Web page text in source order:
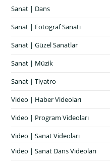
Sanat | Dans
Sanat | Fotograf Sanatı
Sanat | Güzel Sanatlar
Sanat | Müzik
Sanat | Tiyatro
Video | Haber Videoları
Video | Program Videoları
Video | Sanat Videoları
Video | Sanat Dans Videoları